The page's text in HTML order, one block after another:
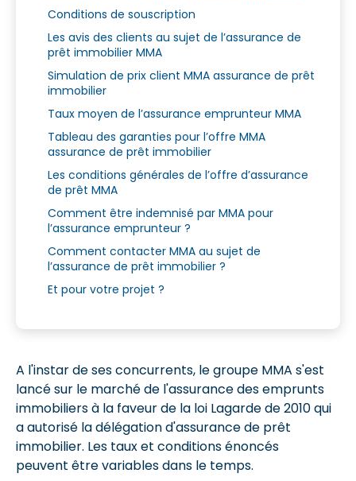
Conditions de souscription
Les avis des clients au sujet de l’assurance de
prêt immobilier MMA
Simulation de prix client MMA assurance de prêt
immobilier
Taux moyen de l’assurance emprunteur MMA
Tableau des garanties pour l’offre MMA
assurance de prêt immobilier
Les conditions générales de l’offre d’assurance
de prêt MMA
Comment être indemnisé par MMA pour
l’assurance emprunteur ?
Comment contacter MMA au sujet de
l’assurance de prêt immobilier ?
Et pour votre projet ?
A l'instar de ses concurrents, le groupe MMA s'est
lancé sur le marché de l'assurance des emprunts
immobiliers à la faveur de la loi Lagarde de 2010 qui
a autorisé la délégation d'assurance de prêt
immobilier. Les taux et conditions énoncés
peuvent être variables dans le temps.